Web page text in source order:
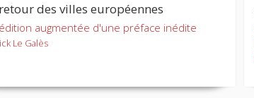
des villes européennes
augmentée d'une préface inédite
Le Galès